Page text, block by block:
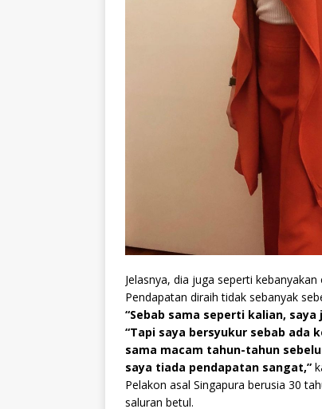
Jelasnya, dia juga seperti
Pendapatan diraih tidak sebanyak
“Sebab sama seperti kalian, saya
“Tapi saya bersyukur sebab ada
sama macam tahun-tahun
saya tiada pendapatan sangat,”
Pelakon asal Singapura berusia 30
saluran betul.